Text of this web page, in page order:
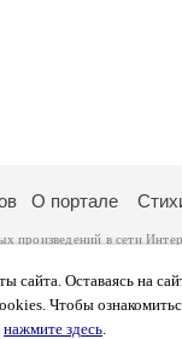
сайта. Оставаясь на
Чтобы
нажмите здесь.
О портале
произведений в сети
только с
более подробную
просматривают более
и количество